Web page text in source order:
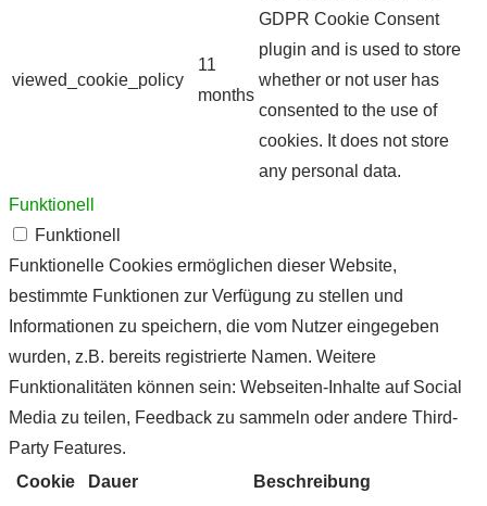
viewed_cookie_policy
11
months
GDPR Cookie Consent
plugin and is used to store
whether or not user has
consented to the use of
cookies. It does not store
any personal data.
Funktionell
Funktionell
Funktionelle Cookies ermöglichen dieser Website,
bestimmte Funktionen zur Verfügung zu stellen und
Informationen zu speichern, die vom Nutzer eingegeben
wurden, z.B. bereits registrierte Namen. Weitere
Funktionalitäten können sein: Webseiten-Inhalte auf Social
Media zu teilen, Feedback zu sammeln oder andere Third-
Party Features.
Cookie
Dauer Beschreibung